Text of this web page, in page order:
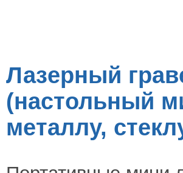
Лазерный
(настольный
металлу,